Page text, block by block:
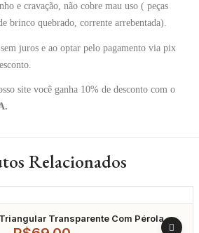
e cravação, não cobre mau uso ( peças
brinco quebrado, corrente arrebentada).
juros e ao optar pelo pagamento via pix
site você ganha 10% de desconto com o
Relacionados
Transparente Com Pérola